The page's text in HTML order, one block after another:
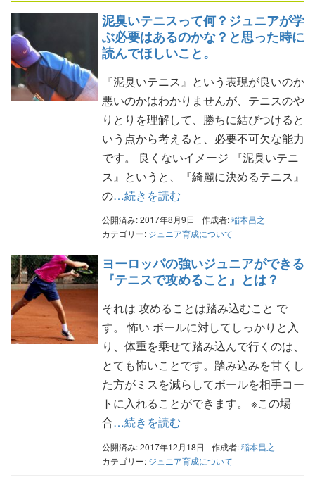
泥臭いテニスって何？ジュニアが学
ぶ必要はあるのかな？と思った時に
読んでほしいこと。
『泥臭いテニス』という表現が良いのか
悪いのかはわかりませんが、テニスのや
りとりを理解して、勝ちに結びつけると
いう点から考えると、必要不可欠な能力
です。 良くないイメージ 『泥臭いテニ
ス』というと、『綺麗に決めるテニス』
の…続きを読む
公開済み: 2017年8月9日 作成者:稲本昌之
カテゴリー: ジュニア育成について
ヨーロッパの強いジュニアができる
『テニスで攻めること』とは？
それは 攻めることは踏み込むこと で
す。 怖い ボールに対してしっかりと入
り、体重を乗せて踏み込んで行くのは、
とても怖いことです。踏み込みを甘くし
た方がミスを減らしてボールを相手コー
トに入れることができます。 ※この場
合…続きを読む
公開済み: 2017年12月18日 作成者:稲本昌之
カテゴリー: ジュニア育成について